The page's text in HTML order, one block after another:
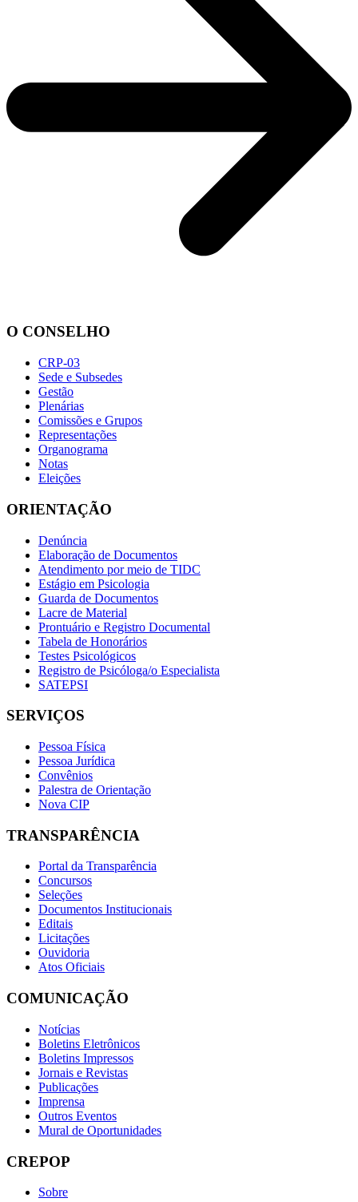
O CONSELHO
CRP-03
Sede e Subsedes
Gestão
Plenárias
Comissões e Grupos
Representações
Organograma
Notas
Eleições
ORIENTAÇÃO
Denúncia
Elaboração de Documentos
Atendimento por meio de TIDC
Estágio em Psicologia
Guarda de Documentos
Lacre de Material
Prontuário e Registro Documental
Tabela de Honorários
Testes Psicológicos
Registro de Psicóloga/o Especialista
SATEPSI
SERVIÇOS
Pessoa Física
Pessoa Jurídica
Convênios
Palestra de Orientação
Nova CIP
TRANSPARÊNCIA
Portal da Transparência
Concursos
Seleções
Documentos Institucionais
Editais
Licitações
Ouvidoria
Atos Oficiais
COMUNICAÇÃO
Notícias
Boletins Eletrônicos
Boletins Impressos
Jornais e Revistas
Publicações
Imprensa
Outros Eventos
Mural de Oportunidades
CREPOP
Sobre